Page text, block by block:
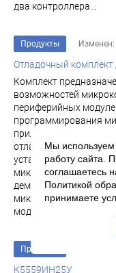
два контроллера...
Продукты
Отладочный
Комплект
возможностей
периферийных
программирования
прилагаемой
отладки собственных
установленных на
микроконтроллера
демонстрации
микроконтроллера
модулей...
Продукты
К5559ИН25У
Мы
работу сайта.
соглашаетесь
Политикой
принимаете